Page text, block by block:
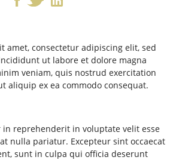
amet, consectetur adipiscing elit, sed
ut labore et dolore magna
veniam, quis nostrud exercitation
aliquip ex ea commodo consequat.
reprehenderit in voluptate velit esse
nulla pariatur. Excepteur sint occaecat
sunt in culpa qui officia deserunt